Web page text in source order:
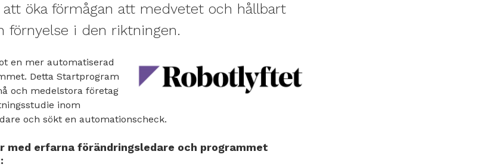
öka förmågan att medvetet och hållbart
förnyelse i den riktningen.
en mer automatiserad
Detta Startprogram
och medelstora företag
inom
och sökt en automationscheck.
erfarna förändringsledare och programmet